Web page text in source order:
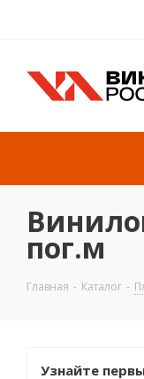
пог.м
Главная - Каталог -
Узнайте